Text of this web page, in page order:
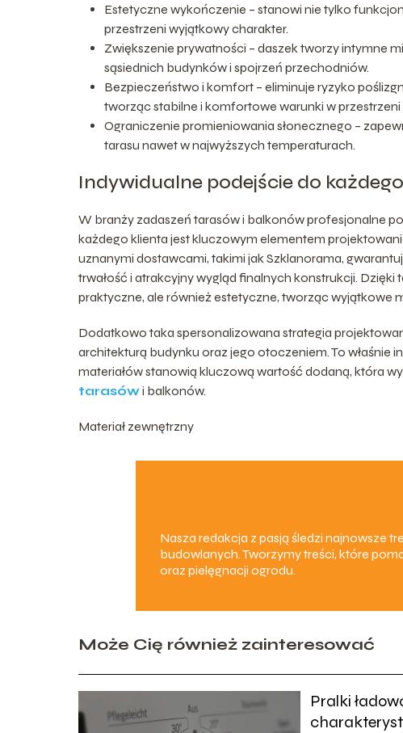
Estetyczne wykończenie – stanowi nie tylko
przestrzeni wyjątkowy charakter.
Zwiększenie prywatności – daszek tworzy intymne
sąsiednich budynków i spojrzeń przechodniów.
Bezpieczeństwo i komfort – eliminuje ryzyko
tworząc stabilne i komfortowe warunki w przestrzeni
Ograniczenie promieniowania słonecznego –
tarasu nawet w najwyższych temperaturach.
Indywidualne podejście do
W branży zadaszeń tarasów i balkonów profesjonalne
każdego klienta jest kluczowym elementem
uznanymi dostawcami, takimi jak Szklanorama,
trwałość i atrakcyjny wygląd finalnych konstrukcji.
praktyczne, ale również estetyczne, tworząc wyjątkowe
Dodatkowo taka spersonalizowana strategia
architekturą budynku oraz jego otoczeniem. To właśnie
materiałów stanowią kluczową wartość dodaną, która
tarasówi balkonów.
Materiał zewnętrzny
Nasza redakcja z pasją śledzi najnowsze
budowlanych. Tworzymy treści, które
oraz pielęgnacji ogrodu.
Może Cię również zainteresować
Pralki